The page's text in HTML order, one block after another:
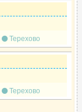
Терехово
Терехово